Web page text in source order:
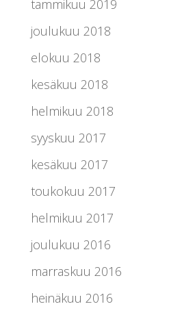
tammikuu 2019
joulukuu 2018
elokuu 2018
kesäkuu 2018
helmikuu 2018
syyskuu 2017
kesäkuu 2017
toukokuu 2017
helmikuu 2017
joulukuu 2016
marraskuu 2016
heinäkuu 2016